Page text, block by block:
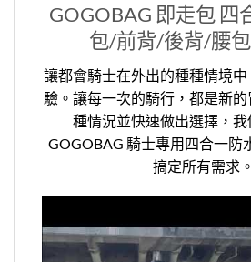
GOGOBAG 即走包 四
包/前背/後背/腰
讓都會騎士在外出的種種情境
驗。讓每一次的騎行，都是新
種情況並快速做出選擇，
GOGOBAG 騎士專用四合一防
搞定所有需求。